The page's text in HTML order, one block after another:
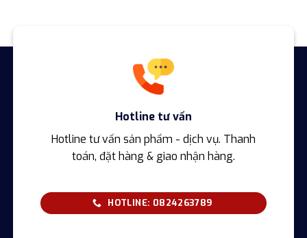
Hotline tư vấn
Hotline tư vấn sản phẩm - dịch vụ. Thanh
toán, đặt hàng & giao nhận hàng.
HOTLINE: 0824263789